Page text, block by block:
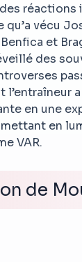
réactions
qu’a vécu
et
des
l’entraîneur
en une
en
VAR.
de